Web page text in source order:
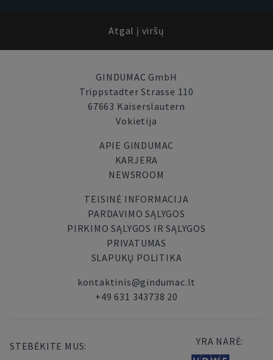
Atgal į viršų
GINDUMAC GmbH
Trippstadter Strasse 110
67663 Kaiserslautern
Vokietija
APIE GINDUMAC
KARJERA
NEWSROOM
TEISINĖ INFORMACIJA
PARDAVIMO SĄLYGOS
PIRKIMO SĄLYGOS IR SĄLYGOS
PRIVATUMAS
SLAPUKŲ POLITIKA
kontaktinis@gindumac.lt
+49 631 343738 20
STEBĖKITE MUS: YRA NARĖ: